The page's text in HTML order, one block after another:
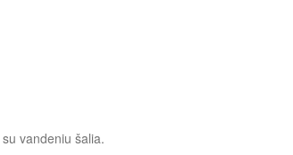
vandeniu šalia.